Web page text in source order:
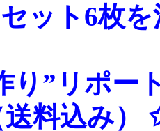
ット6枚
り”リポー
送料込み）